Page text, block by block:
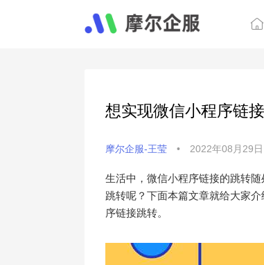
想实现微信小程序链
摩尔企服-王莹 • 2022年08月29日
生活中，微信小程序链接的跳转
跳转呢？下面本篇文章就给大家
序链接跳转。